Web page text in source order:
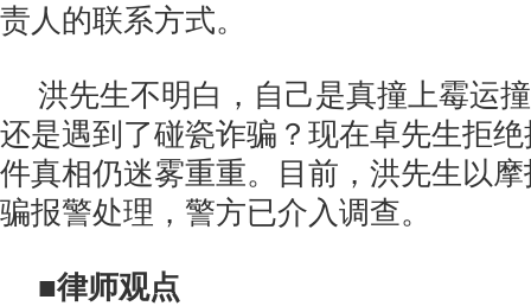
责人的联系方式。
洪先生不明白，自己是真撞上霉运
还是遇到了碰瓷诈骗？现在卓先生拒
件真相仍迷雾重重。目前，洪先生以
骗报警处理，警方已介入调查。
■律师观点